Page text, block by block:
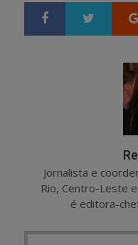
Jornalista e
Rio, Centro-Leste
é editora-